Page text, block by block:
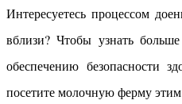
Интересуетесь процессом
вблизи? Чтобы узнать
обеспечению безопасности
посетите молочную ферму